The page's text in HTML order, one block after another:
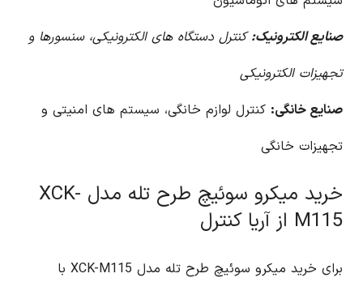
صنایع الکترونیک:کنترل دستگاه های الکترونیکی، سنسورها و
تجهیزات الکترونیکی
صنایع خانگی: کنترل لوازم خانگی، سیستم های امنیتی و
تجهیزات خانگی
خرید میکرو سوئیچ طرح تله مدل XCK-
M115 از آریا کنترل
برای خرید میکرو سوئیچ طرح تله مدل XCK-M115 با